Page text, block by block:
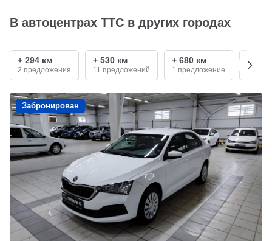
В автоцентрах ТТС в других городах
+ 294 км
2 предложения
+ 530 км
11 предложений
+ 680 км
1 предложение
+ 690
3
Забронирован